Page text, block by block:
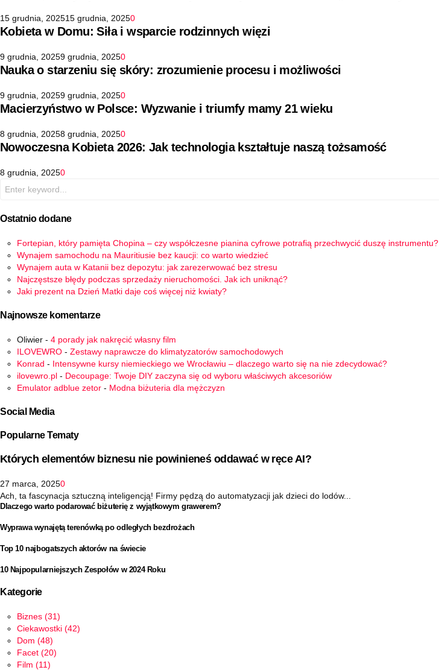
15 grudnia, 202515 grudnia, 20250
Kobieta w Domu: Siła i wsparcie rodzinnych więzi
9 grudnia, 20259 grudnia, 20250
Nauka o starzeniu się skóry: zrozumienie procesu i możliwości
9 grudnia, 20259 grudnia, 20250
Macierzyństwo w Polsce: Wyzwanie i triumfy mamy 21 wieku
8 grudnia, 20258 grudnia, 20250
Nowoczesna Kobieta 2026: Jak technologia kształtuje naszą tożsamość
8 grudnia, 20250
for:
Ostatnio dodane
Fortepian, który pamięta Chopina – czy współczesne pianina cyfrowe potrafią przechwycić duszę instrumentu?
Wynajem samochodu na Mauritiusie bez kaucji: co warto wiedzieć
Wynajem auta w Katanii bez depozytu: jak zarezerwować bez stresu
Najczęstsze błędy podczas sprzedaży nieruchomości. Jak ich uniknąć?
Jaki prezent na Dzień Matki daje coś więcej niż kwiaty?
Najnowsze komentarze
Oliwier - 4 porady jak nakręcić własny film
ILOVEWRO - Zestawy naprawcze do klimatyzatorów samochodowych
Konrad - Intensywne kursy niemieckiego we Wrocławiu – dlaczego warto się na nie zdecydować?
ilovewro.pl - Decoupage: Twoje DIY zaczyna się od wyboru właściwych akcesoriów
Emulator adblue zetor - Modna biżuteria dla mężczyzn
Social Media
Popularne Tematy
Których elementów biznesu nie powinieneś oddawać w ręce AI?
27 marca, 20250
Ach, ta fascynacja sztuczną inteligencją! Firmy pędzą do automatyzacji jak dzieci do lodów...
Dlaczego warto podarować biżuterię z wyjątkowym grawerem?
Wyprawa wynajętą terenówką po odległych bezdrożach
Top 10 najbogatszych aktorów na świecie
10 Najpopularniejszych Zespołów w 2024 Roku
Kategorie
Biznes (31)
Ciekawostki (42)
Dom (48)
Facet (20)
Film (11)